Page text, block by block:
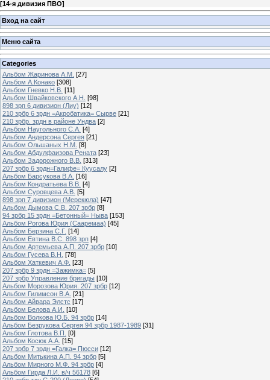
[14-я дивизия ПВО]
Вход на сайт
Меню сайта
Categories
Альбом Жаринова А.М. [27]
Альбом А.Конако [308]
Альбом Гневко Н.В. [11]
Альбом Швайковского А.Н. [98]
898 зрп 6 дивизион (Лиу) [12]
210 зрбр 6 зрдн =Акробатика= Сырве [21]
210 зрбр. зрдн в районе Ундва [2]
Альбом Наугольного С.А. [4]
Альбом Андерсона Сергея [21]
Альбом Ольшаных Н.М. [8]
Альбом Абдулфаизова Рената [23]
Альбом Задорожного В.В. [313]
207 зрбр 6 зрдн=Галифе= Куусалу [2]
Альбом Барсукова В.А. [16]
Альбом Кондратьева В.В. [4]
Альбом Суровцева А.В. [5]
898 зрп 7 дивизион (Мерекюла) [47]
Альбом Дымова С.В. 207 зрбр [8]
94 зрбр 15 зрдн =Бетонный= Ныва [153]
Альбом Рогова Юрия (Сааремаа) [45]
Альбом Берзина С.Г. [14]
Альбом Евтина В.С. 898 зрп [4]
Альбом Артемьева А.П. 207 зрбр [10]
Альбом Гусева В.Н. [78]
Альбом Хаткевич А.Ф. [23]
207 зрбр 9 зрдн =Зажимка= [5]
207 зрбр Управление бригады [10]
Альбом Морозова Юрия. 207 зрбр [12]
Альбом Гилимсон В.А. [21]
Альбом Айвара Элстс [17]
Альбом Белова А.И. [10]
Альбом Волкова Ю.Б. 94 зрбр [14]
Альбом Безрукова Сергея 94 зрбр 1987-1989 [31]
Альбом Глотова В.П. [0]
Альбом Косюк А.А. [15]
207 зрбр 7 зрдн =Галка= Пюсси [12]
Альбом Митькина А.П. 94 зрбр [5]
Альбом Мирного М.Ф. 94 зрбр [4]
Альбом Гирда Л.И. в/ч 56178 [6]